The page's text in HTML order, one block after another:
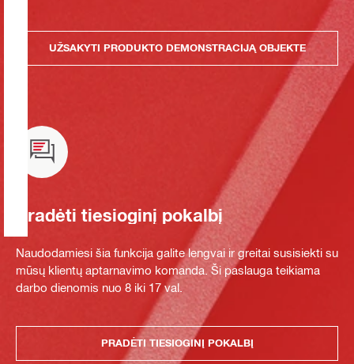
UŽSAKYTI PRODUKTO DEMONSTRACIJĄ OBJEKTE
Pradėti tiesioginį pokalbį
Naudodamiesi šia funkcija galite lengvai ir greitai susisiekti su
mūsų klientų aptarnavimo komanda. Ši paslauga teikiama
darbo dienomis nuo 8 iki 17 val.
PRADĖTI TIESIOGINĮ POKALBĮ